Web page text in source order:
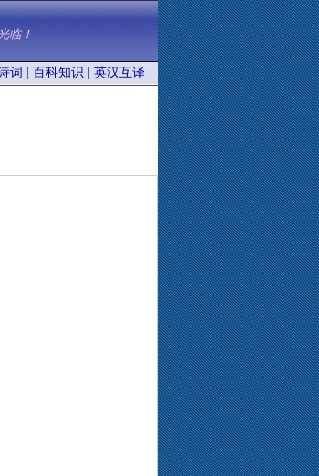
临！
词 百科知识 英汉互译